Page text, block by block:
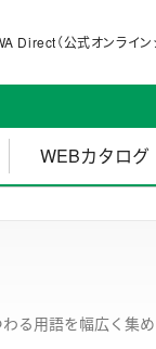
Direct（公式オンライン
WEBカタログ
る用語を幅広く集